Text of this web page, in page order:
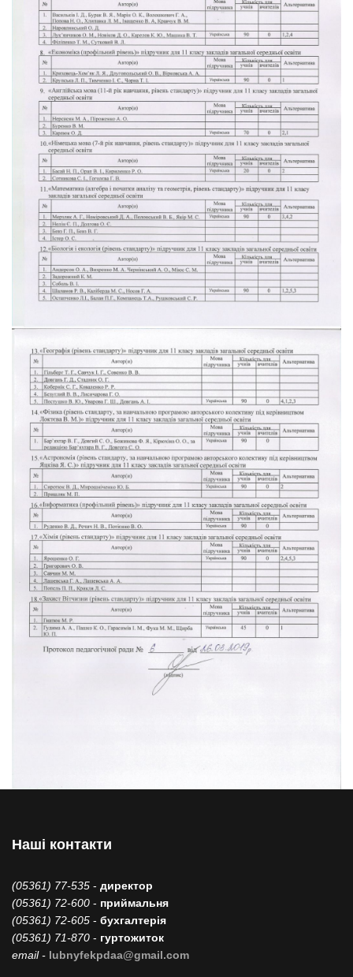
Наші контакти
(05361) 77-535 - директор
(05361) 72-600 - приймальня
(05361) 72-605 - бухгалтерія
(05361) 71-870 - гуртожиток
email - lubnyfekpdaa@gmail.com